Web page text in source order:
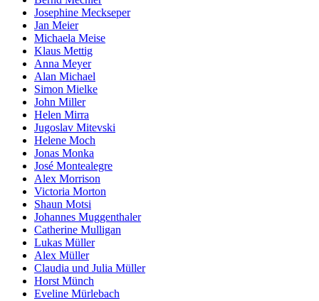
Josephine Meckseper
Jan Meier
Michaela Meise
Klaus Mettig
Anna Meyer
Alan Michael
Simon Mielke
John Miller
Helen Mirra
Jugoslav Mitevski
Helene Moch
Jonas Monka
José Montealegre
Alex Morrison
Victoria Morton
Shaun Motsi
Johannes Muggenthaler
Catherine Mulligan
Lukas Müller
Alex Müller
Claudia und Julia Müller
Horst Münch
Eveline Mürlebach